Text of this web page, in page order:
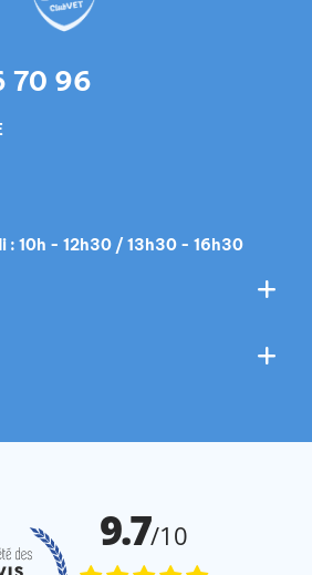
70 96
: 10h - 12h30 / 13h30 - 16h30